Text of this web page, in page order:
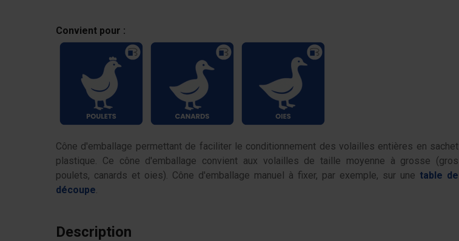
Convient pour :
Cône d'emballage permettant de faciliter le conditionnement des volailles entières en sachet
plastique. Ce cône d'emballage convient aux volailles de taille moyenne à grosse (gros
poulets, canards et oies). Cône d'emballage manuel à fixer, par exemple, sur une table de
découpe.
Description